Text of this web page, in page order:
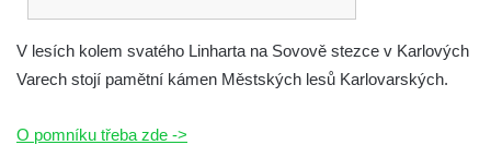
Socha Chalikotérium v ZOO Hluboká
Socha Smilodon v ZOO Hluboká
Socha Veledaněk v ZOO Hluboká
Socha Koroun bezzubý v ZOO Hluboká
V lesích kolem svatého Linharta na Sovově stezce v Karlových
Varech stojí pamětní kámen Městských lesů Karlovarských.
O pomníku třeba zde ->